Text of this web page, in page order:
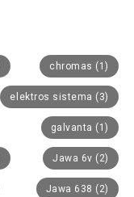
chromas (1)
elektros sistema (3)
galvanta (1)
Jawa 6v (2)
Jawa 638 (2)